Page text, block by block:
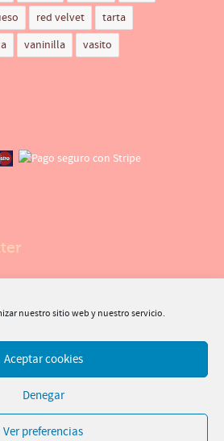
nuestro sitio web y nuestro servicio.
Aceptar cookies
Denegar
Ver preferencias
red velvet
tarta
vaninilla vasito
Cartagena - Web desarrollada por